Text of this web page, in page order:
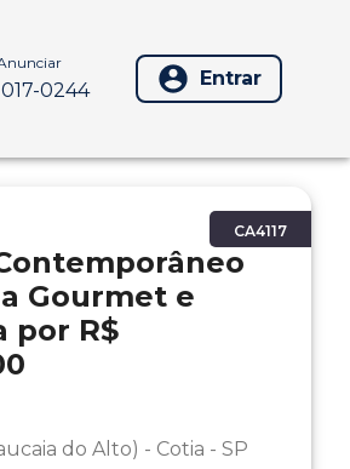
0244 Entrar
CA4117
Gourmet e
por R$
do Alto) - Cotia - SP